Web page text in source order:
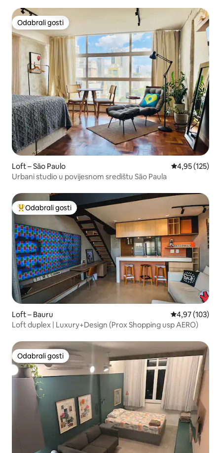
Odabrali gosti
Odabrali gosti
Loft – São Paulo Prosječna
4,95 (125)
Urbani studio u povijesnom središtu São Paula
Među najviše rangiranima s oznakom „Odabrali gosti”
Odabrali gosti
Loft – Bauru Prosječna
4,97 (103)
Loft duplex | Luxury+Design (Prox Shopping usp AERO)
Odabrali gosti
Odabrali gosti